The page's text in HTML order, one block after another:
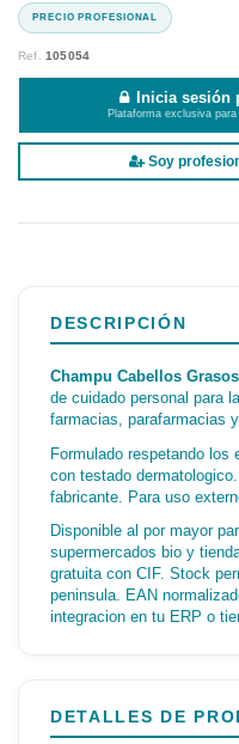
Ref.105054
Inicia sesión
Plataforma exclusiva
Soy
DESCRIPCIÓN
Champu Cabellos Grasos
de cuidado personal para
farmacias, parafarmacias
Formulado respetando los
con testado
fabricante. Para uso
Disponible al por mayor
supermercados bio y
gratuita con CIF. Stock
peninsula. EAN
integracion en tu ERP o
DETALLES DE